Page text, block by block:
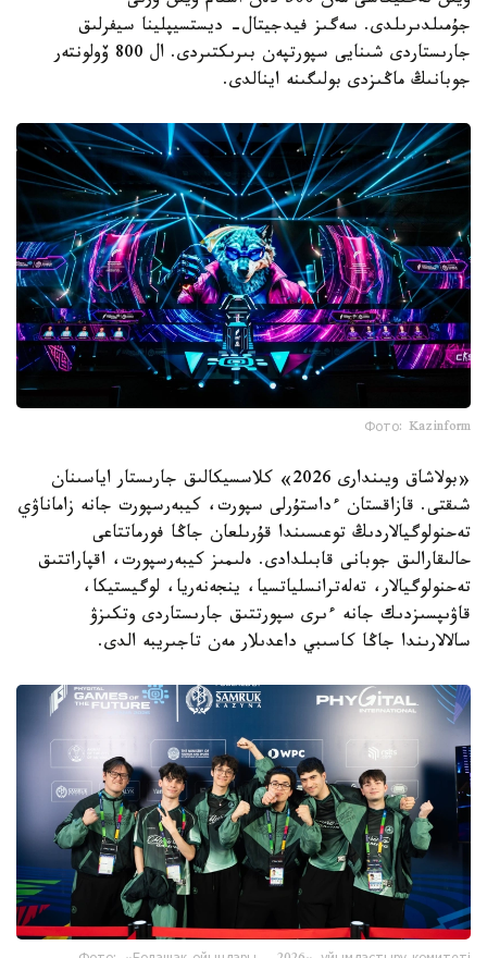
جۇمىلدىرىلدى. سەگىز فيدجيتال- ديستسيپلينا سيفرلىق
جارىستاردى شىنايى سپورتپەن بىرىكتىردى. ال 800 ۆولونتەر
جوبانىڭ ماڭىزدى بولىگىنە اينالدى.
Фото: Kazinform
«بولاشاق ويىندارى 2026» كلاسسيكالىق جارىستار اياسىنان
شىقتى. قازاقستان ءداستۇرلى سپورت، كيبەرسپورت جانە زاماناۋي
تەحنولوگيالاردىڭ توعىسىندا قۇرىلعان جاڭا فورماتتاعى
حالىقارالىق جوبانى قابىلدادى. ەلىمىز كيبەرسپورت، اقپاراتتىق
تەحنولوگيالار، تەلەترانسلياتسيا، ينجەنەريا، لوگيستيكا،
قاۋىپسىزدىك جانە ءىرى سپورتتىق جارىستاردى وتكىزۋ
سالالارىندا جاڭا كاسىبي داعدىلار مەن تاجىريبە الدى.